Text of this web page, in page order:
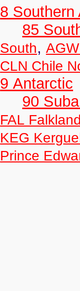
8 Southern
85
South,
CLN Chile
9 Antarctic
90
FAL
KEG
Prince